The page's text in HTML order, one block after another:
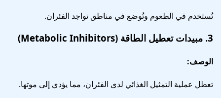
تُستخدم في الطعوم وتُوضع في مناطق تواجد الفئران.
3. مبيدات تعطيل الطاقة (Metabolic Inhibitors)
الوصف:
تعطل عملية التمثيل الغذائي لدى الفئران، مما يؤدي إلى موتها.